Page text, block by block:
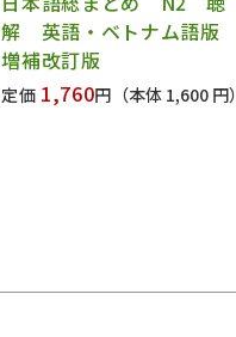
解 英語・ベトナム語版
増補改訂版
定価 1,760円 （本体 1,600 円）